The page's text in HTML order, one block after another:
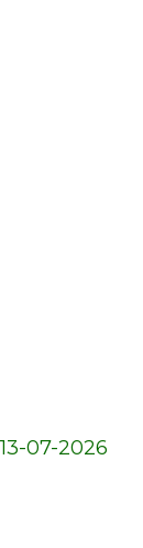
07-2026